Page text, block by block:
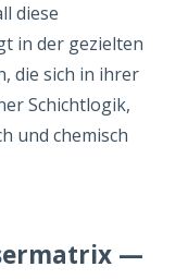
diese
in der gezielten
die sich in ihrer
Schichtlogik,
und chemisch
—